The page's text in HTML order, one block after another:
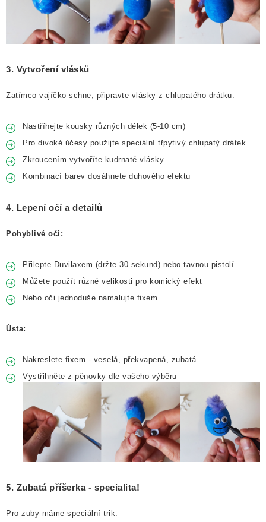
3. Vytvoření vlásků
Zatímco vajíčko schne, připravte vlásky z chlupatého drátku:
Nastříhejte kousky různých délek (5-10 cm)
Pro divoké účesy použijte speciální třpytivý chlupatý drátek
Zkroucením vytvoříte kudrnaté vlásky
Kombinací barev dosáhnete duhového efektu
4. Lepení očí a detailů
Pohyblivé oči:
Přilepte Duvilaxem (držte 30 sekund) nebo tavnou pistolí
Můžete použít různé velikosti pro komický efekt
Nebo oči jednoduše namalujte fixem
Ústa:
Nakreslete fixem - veselá, překvapená, zubatá
Vystřihněte z pěnovky dle vašeho výběru
5. Zubatá příšerka - specialita!
Pro zuby máme speciální trik: